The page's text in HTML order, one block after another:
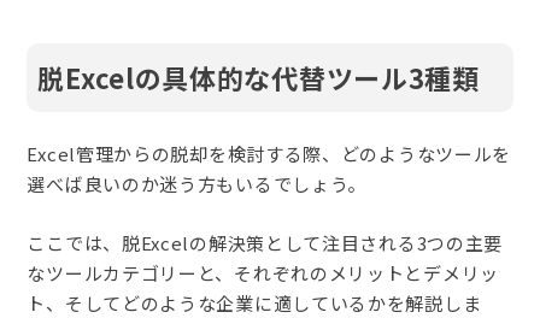
脱Excelの具体的な代替ツール3種類
Excel管理からの脱却を検討する際、どのようなツールを
選べば良いのか迷う方もいるでしょう。
ここでは、脱Excelの解決策として注目される3つの主要
なツールカテゴリーと、それぞれのメリットとデメリッ
ト、そしてどのような企業に適しているかを解説しま